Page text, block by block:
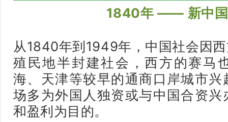
1840年 —— 新中
从1840年到1949年，中国社会因
殖民地半封建社会，西方的赛马
海、天津等较早的通商口岸城市
场多为外国人独资或与中国合资
和盈利为目的。